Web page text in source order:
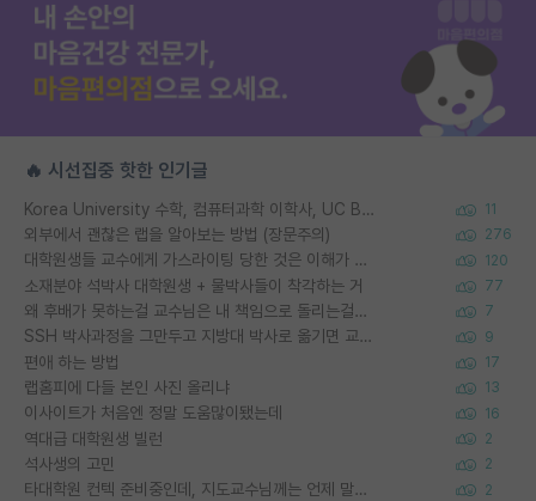
🔥 시선집중 핫한 인기글
Korea University 수학, 컴퓨터과학 이학사, UC Berkeley 산업공학 대학원 공학박사가 되는 것은 쉽지 않겠죠? 11
외부에서 괜찮은 랩을 알아보는 방법 (장문주의) 276
대학원생들 교수에게 가스라이팅 당한 것은 이해가 갑니다. 안타깝네요. 120
소재분야 석박사 대학원생 + 물박사들이 착각하는 거 77
왜 후배가 못하는걸 교수님은 내 책임으로 돌리는걸까요? 7
SSH 박사과정을 그만두고 지방대 박사로 옮기면 교수의 꿈은 끝일까요? 9
편애 하는 방법 17
랩홈피에 다들 본인 사진 올리냐 13
이사이트가 처음엔 정말 도움많이됐는데 16
역대급 대학원생 빌런 2
석사생의 고민 2
타대학원 컨텍 준비중인데, 지도교수님께는 언제 말씀드려야 할까요? 2